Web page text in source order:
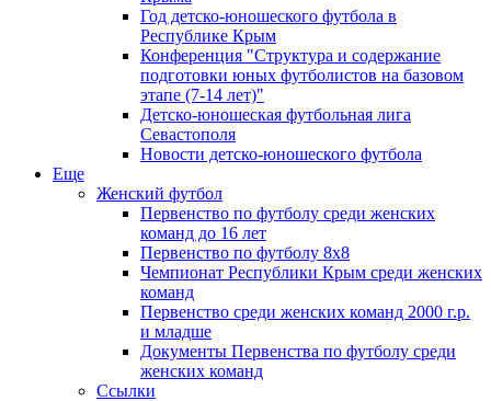
Год детско-юношеского футбола в
Республике Крым
Конференция "Структура и содержание
подготовки юных футболистов на базовом
этапе (7-14 лет)"
Детско-юношеская футбольная лига
Севастополя
Новости детско-юношеского футбола
Еще
Женский футбол
Первенство по футболу среди женских
команд до 16 лет
Первенство по футболу 8х8
Чемпионат Республики Крым среди женских
команд
Первенство среди женских команд 2000 г.р.
и младше
Документы Первенства по футболу среди
женских команд
Ссылки